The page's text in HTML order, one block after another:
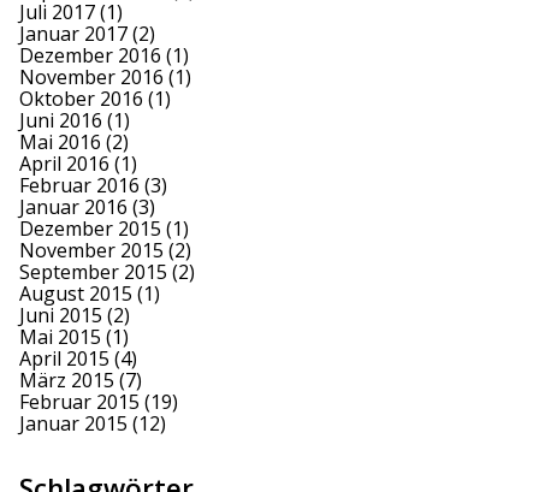
Juli 2017(1)
Januar 2017(2)
Dezember 2016 (1)
November 2016 (1)
Oktober 2016 (1)
Juni 2016 (1)
Mai 2016 (2)
April 2016 (1)
Februar 2016 (3)
Januar 2016 (3)
Dezember 2015 (1)
November 2015 (2)
September 2015 (2)
August 2015 (1)
Juni 2015 (2)
Mai 2015 (1)
April 2015 (4)
März 2015 (7)
Februar 2015 (19)
Januar 2015 (12)